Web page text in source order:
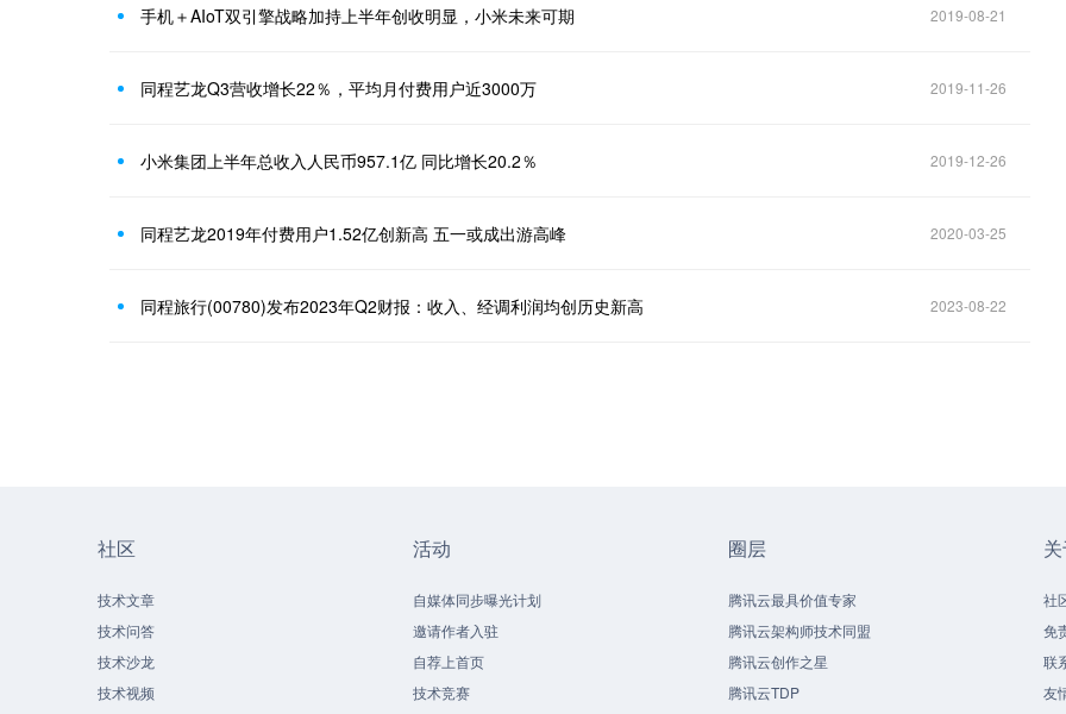
手机＋AIoT双引擎战略加持上半年创收明显，小米未来可期 2019-08-21
同程艺龙Q3营收增长22％，平均月付费用户近3000万 2019-11-26
小米集团上半年总收入人民币957.1亿 同比增长20.2％ 2019-12-26
同程艺龙2019年付费用户1.52亿创新高 五一或成出游高峰 2020-03-25
同程旅行(00780)发布2023年Q2财报：收入、经调利润均创历史新高 2023-08-22
社区
技术文章
技术问答
技术沙龙
技术视频
活动
自媒体同步曝光计划
邀请作者入驻
自荐上首页
技术竞赛
圈层
腾讯云最具价值专家
腾讯云架构师技术同盟
腾讯云创作之星
腾讯云TDP
社
免
联
友